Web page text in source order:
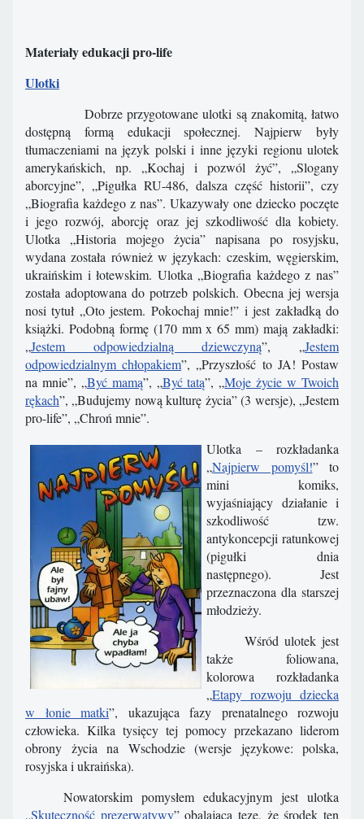
Materiały edukacji pro-life
Ulotki
Dobrze przygotowane ulotki są znakomitą, łatwo
dostępną formą edukacji społecznej. Najpierw były
tłumaczeniami na język polski i inne języki regionu ulotek
amerykańskich, np. „Kochaj i pozwól żyć”, „Slogany
aborcyjne”, „Pigułka RU-486, dalsza część historii”, czy
„Biografia każdego z nas”. Ukazywały one dziecko poczęte
i jego rozwój, aborcję oraz jej szkodliwość dla kobiety.
Ulotka „Historia mojego życia” napisana po rosyjsku,
wydana została również w językach: czeskim, węgierskim,
ukraińskim i łotewskim. Ulotka „Biografia każdego z nas”
została adoptowana do potrzeb polskich. Obecna jej wersja
nosi tytuł „Oto jestem. Pokochaj mnie!” i jest zakładką do
książki. Podobną formę (170 mm x 65 mm) mają zakładki:
„Jestem odpowiedzialną dziewczyną”, „Jestem
odpowiedzialnym chłopakiem”, „Przyszłość to JA! Postaw
na mnie”, „Być mamą”, „Być tatą”, „Moje życie w Twoich
rękach”, „Budujemy nową kulturę życia” (3 wersje), „Jestem
pro-life”, „Chroń mnie”.
Ulotka – rozkładanka
„Najpierw pomyśl!” to
mini komiks,
wyjaśniający działanie i
szkodliwość tzw.
antykoncepcji ratunkowej
(pigułki dnia
następnego). Jest
przeznaczona dla starszej
młodzieży.
Wśród ulotek jest
także foliowana,
kolorowa rozkładanka
„Etapy rozwoju dziecka
w łonie matki”, ukazująca fazy prenatalnego rozwoju
człowieka. Kilka tysięcy tej pomocy przekazano liderom
obrony życia na Wschodzie (wersje językowe: polska,
rosyjska i ukraińska).
Nowatorskim pomysłem edukacyjnym jest ulotka
„Skuteczność prezerwatywy” obalająca tezę, że środek ten